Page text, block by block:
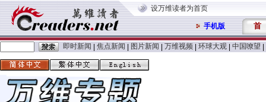
设万维读者为首页
手机版 首
即时新闻 焦点新闻 图片新闻 万维视频 环球大观 中国嘹望